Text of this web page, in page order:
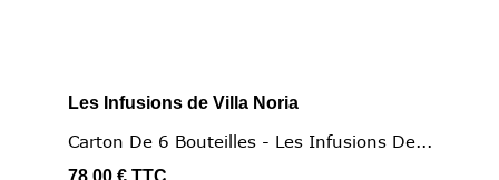
Les Infusions de Villa Noria
Carton De 6 Bouteilles - Les Infusions De...
78,00 € TTC